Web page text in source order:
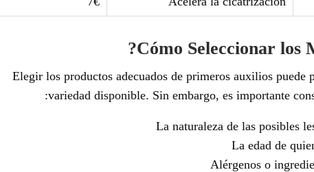
Elegir los productos adecuados de primeros auxilios puede
variedad disponible. Sin embargo, es importante
La naturaleza de las posibles
La edad de
Alérgenos o